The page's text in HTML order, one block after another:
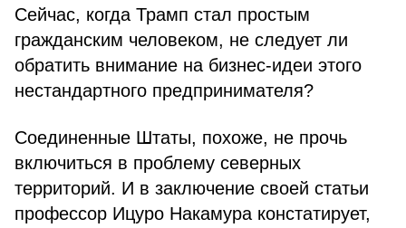
Сейчас, когда Трамп стал простым
гражданским человеком, не следует ли
обратить внимание на бизнес-идеи этого
нестандартного предпринимателя?
Соединенные Штаты, похоже, не прочь
включиться в проблему северных
территорий. И в заключение своей статьи
профессор Ицуро Накамура констатирует,